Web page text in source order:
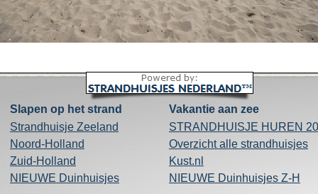
Slapen op het strand
Strandhuisje Zeeland
Noord-Holland
Zuid-Holland
NIEUWE Duinhuisjes
Vakantie aan zee
STRANDHUISJE HUREN
Overzicht alle strandhuisjes
Kust.nl
NIEUWE Duinhuisjes Z-H